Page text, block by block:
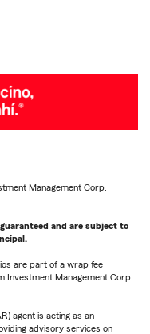
Management Corp.
and are subject to
are part of a wrap fee
Investment Management Corp.
agent is acting as an
advisory services on